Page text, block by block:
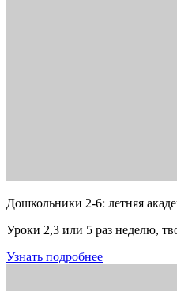
Дошкольники 2-6: летняя
Уроки 2,3 или 5 раз неделю,
Узнать подробнее